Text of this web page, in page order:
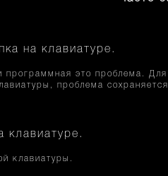
на клавиатуре.
программная это проблема.
проблема
клавиатуре.
клавиатуры.